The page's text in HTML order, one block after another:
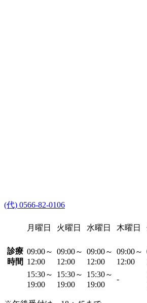
(代) 0566-82-0106
月曜日 火曜日 水曜日 木曜日
診療
時間
09:00～
12:00
09:00～
12:00
09:00～
12:00
09:00～
12:00
15:30～
19:00
15:30～
19:00
15:30～
19:00
-